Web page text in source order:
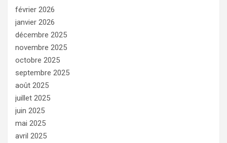
février 2026
janvier 2026
décembre 2025
novembre 2025
octobre 2025
septembre 2025
août 2025
juillet 2025
juin 2025
mai 2025
avril 2025